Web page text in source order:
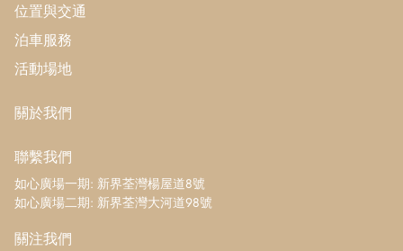
位置與交通
泊車服務
活動場地
關於我們
聯繫我們
如心廣場一期: 新界荃灣楊屋道8號
如心廣場二期: 新界荃灣大河道98號
關注我們